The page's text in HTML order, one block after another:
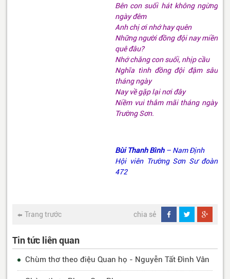
Bên con suối hát không ngừng
ngày đêm
Anh chị ơi nhớ hay quên
Những người đồng đội nay miền
quê đâu?
Nhớ chăng con suối, nhịp cầu
Nghĩa tình đồng đội đậm sâu
tháng ngày
Nay về gặp lại nơi đây
Niềm vui thắm mãi tháng ngày
Trường Sơn.
Bùi Thanh Bình– Nam Định
Hội viên Trường Sơn Sư đoàn
472
Trang trước chia sẻ
Tin tức liên quan
Chùm thơ theo điệu Quan họ - Nguyễn Tất Đình Vân